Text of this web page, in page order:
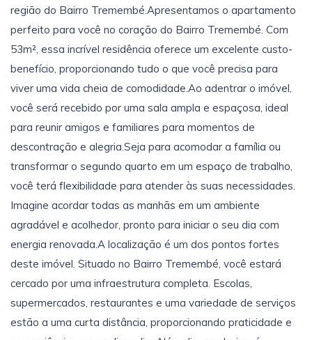
região do Bairro Tremembé.Apresentamos o apartamento
perfeito para você no coração do Bairro Tremembé. Com
53m², essa incrível residência oferece um excelente custo-
benefício, proporcionando tudo o que você precisa para
viver uma vida cheia de comodidade.Ao adentrar o imóvel,
você será recebido por uma sala ampla e espaçosa, ideal
para reunir amigos e familiares para momentos de
descontração e alegria.Seja para acomodar a família ou
transformar o segundo quarto em um espaço de trabalho,
você terá flexibilidade para atender às suas necessidades.
Imagine acordar todas as manhãs em um ambiente
agradável e acolhedor, pronto para iniciar o seu dia com
energia renovada.A localização é um dos pontos fortes
deste imóvel. Situado no Bairro Tremembé, você estará
cercado por uma infraestrutura completa. Escolas,
supermercados, restaurantes e uma variedade de serviços
estão a uma curta distância, proporcionando praticidade e